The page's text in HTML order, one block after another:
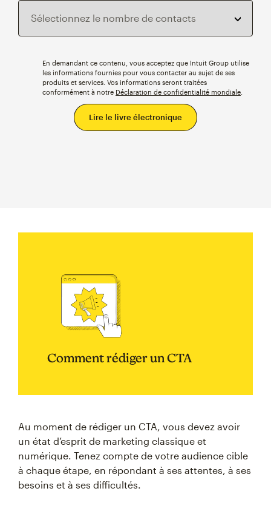
En demandant ce contenu, vous acceptez que Intuit Group utilise
les informations fournies pour vous contacter au sujet de ses
produits et services. Vos informations seront traitées
conformément à notre Déclaration de confidentialité mondiale
Comment rédiger un CTA
Au moment de rédiger un CTA, vous devez avoir
un état d’esprit de marketing classique et
numérique. Tenez compte de votre audience cible
à chaque étape, en répondant à ses attentes, à ses
besoins et à ses difficultés.